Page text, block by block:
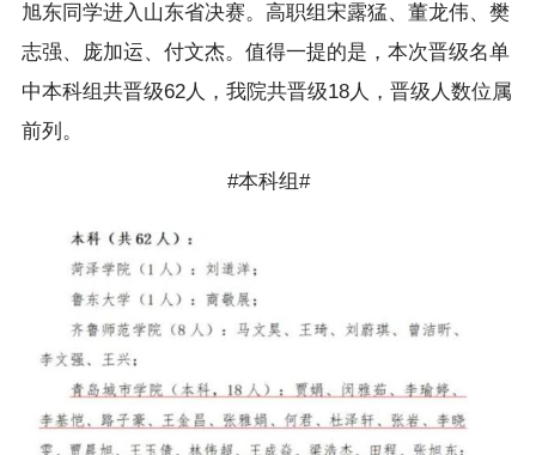
旭东同学进入山东省决赛。高职组宋露猛、董龙伟、樊
志强、庞加运、付文杰。值得一提的是，本次晋级名单
中本科组共晋级62人，我院共晋级18人，晋级人数位属
前列。
#本科组#